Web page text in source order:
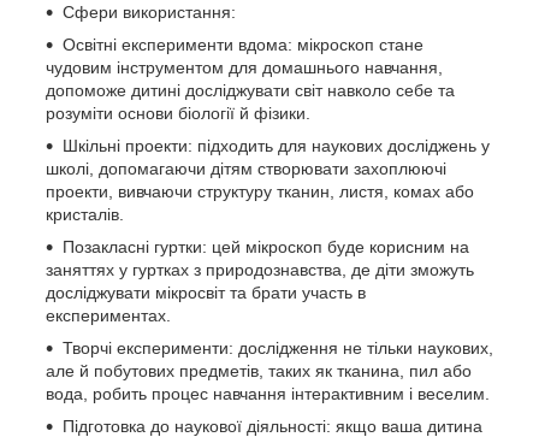
Сфери використання:
Освітні експерименти вдома: мікроскоп стане
чудовим інструментом для домашнього навчання,
допоможе дитині досліджувати світ навколо себе та
розуміти основи біології й фізики.
Шкільні проекти: підходить для наукових досліджень у
школі, допомагаючи дітям створювати захоплюючі
проекти, вивчаючи структуру тканин, листя, комах або
кристалів.
Позакласні гуртки: цей мікроскоп буде корисним на
заняттях у гуртках з природознавства, де діти зможуть
досліджувати мікросвіт та брати участь в
експериментах.
Творчі експерименти: дослідження не тільки наукових,
але й побутових предметів, таких як тканина, пил або
вода, робить процес навчання інтерактивним і веселим.
Підготовка до наукової діяльності: якщо ваша дитина